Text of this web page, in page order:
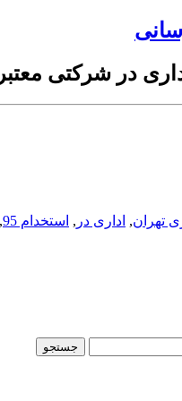
در شرکتی
تهران, اداری در , استخدام 95 ,